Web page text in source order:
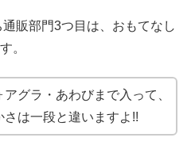
販部門3つ目は、おもてなし
。
グラ・あわびまで入って、
さは一段と違いますよ!!